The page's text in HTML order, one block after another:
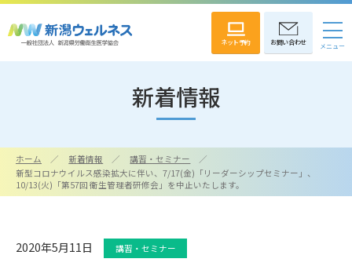
お問い合わせ
ネット予約
新着情報
ホーム 新着情報
講習・セミナー
新型コロナウイルス感染拡大に伴い、7/17(金)「リーダーシップセミナー」、
10/13(火)「第57回 衛生管理者研修会」を中止いたします。
2020年5月11日 講習・セミナー